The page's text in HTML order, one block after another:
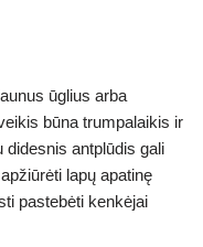
ūglius arba
būna trumpalaikis ir
didesnis antplūdis gali
lapų apatinę
pastebėti kenkėjai